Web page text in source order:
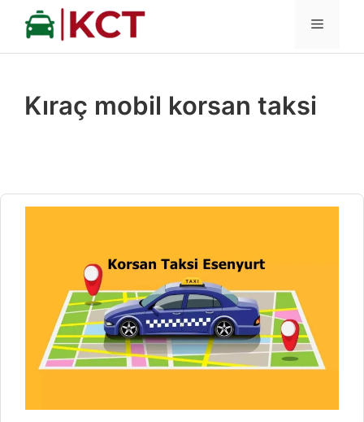
İçeriğe
MENÜ
Kıraç mobil korsan taksi